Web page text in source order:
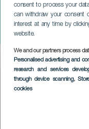
consent to process your
can withdraw your consent
interest at any time by
website.
We and our partners process
Personalised advertising and
research and services
through device scanning,
cookies
Journée
femmes
TENERIFE
Imagen
Listado